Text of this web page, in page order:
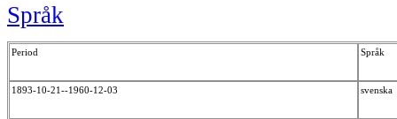
Språk
Period Språk
1893-10-21--1960-12-03 svenska